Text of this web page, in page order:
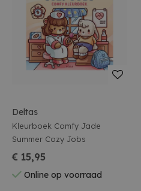
Deltas
Kleurboek Comfy Jade
Summer Cozy Jobs
€ 15,95
Online op voorraad